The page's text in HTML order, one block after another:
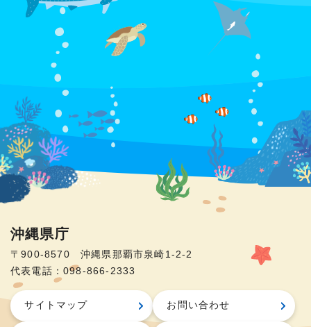
沖縄県庁
〒900-8570 沖縄県那覇市泉崎1-2-2
代表電話：098-866-2333
サイトマップ お問い合わせ